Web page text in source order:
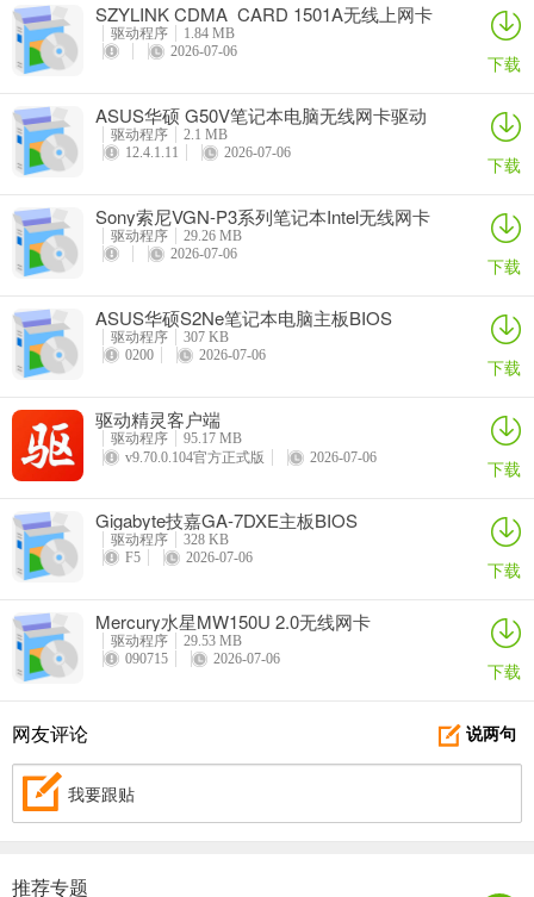
SZYLINK CDMA_CARD 1501A无线上网卡
驱动程序
1.84 MB
2026-07-06
下载
ASUS华硕 G50V笔记本电脑无线网卡驱动
驱动程序
2.1 MB
12.4.1.11
2026-07-06 下载
Sony索尼VGN-P3系列笔记本Intel无线网卡
驱动
驱动程序
29.26 MB
2026-07-06
下载
ASUS华硕S2Ne笔记本电脑主板BIOS
驱动程序
307 KB
0200
2026-07-06 下载
驱动精灵客户端
驱动程序
95.17 MB
v9.70.0.104官方正式版
2026-07-06 下载
Gigabyte技嘉GA-7DXE主板BIOS
驱动程序
328 KB
F5
2026-07-06 下载
Mercury水星MW150U 2.0无线网卡
驱动程序
29.53 MB
090715
2026-07-06 下载
说两句
网友评论
我要跟贴
推荐专题